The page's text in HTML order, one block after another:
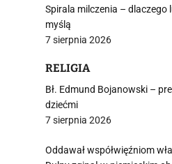
Spirala milczenia – dlaczego
myślą
7 sierpnia 2026
RELIGIA
Bł. Edmund Bojanowski –
dziećmi
7 sierpnia 2026
Oddawał współwięźniom